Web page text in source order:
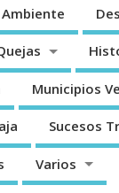
Municipios
Sucesos
Varios